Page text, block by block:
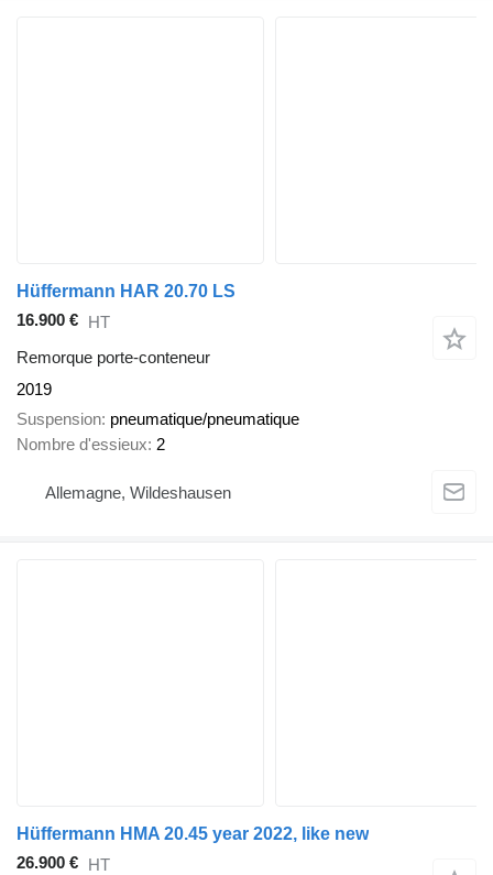
Hüffermann HAR 20.70 LS
16.900 € HT
Remorque porte-conteneur
2019
Suspension pneumatique/pneumatique
Nombre d'essieux 2
Allemagne, Wildeshausen
Hüffermann HMA 20.45 year 2022, like new
26.900 € HT